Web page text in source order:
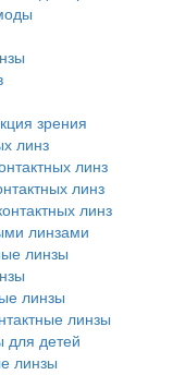
зрения
линз
линз
линз
линз
линзами
линзы
линзы
линзы
для детей
линзы